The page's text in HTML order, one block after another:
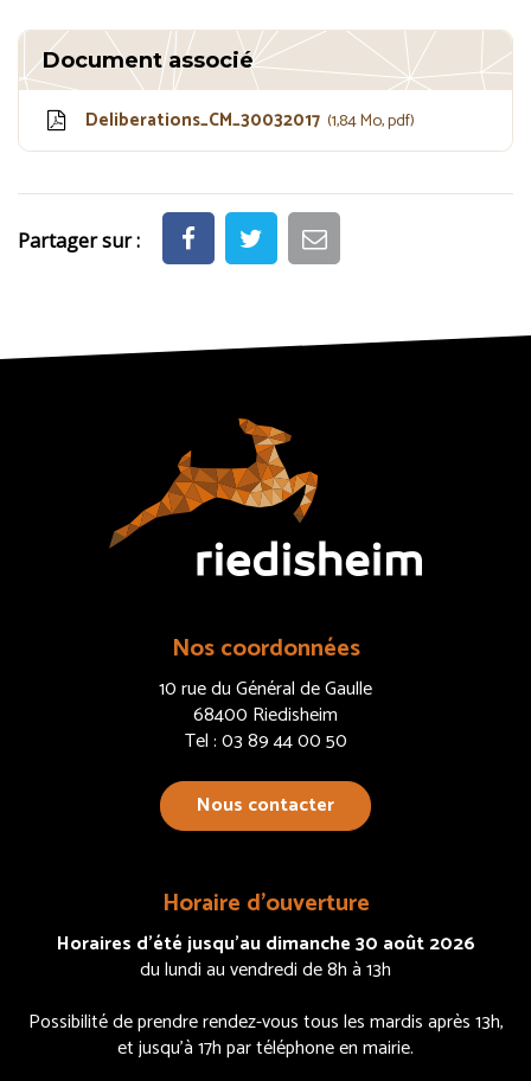
Document associé
Deliberations_CM_30032017 1,84 Mo, pdf
Partager sur :
Nos coordonnées
10 rue du Général de Gaulle
68400 Riedisheim
Tel : 03 89 44 00 50
Nous contacter
Horaire d’ouverture
Horaires d’été jusqu’au dimanche 30 août 2026
du lundi au vendredi de 8h à 13h
Possibilité de prendre rendez-vous tous les mardis après 13h,
et jusqu’à 17h par téléphone en mairie.